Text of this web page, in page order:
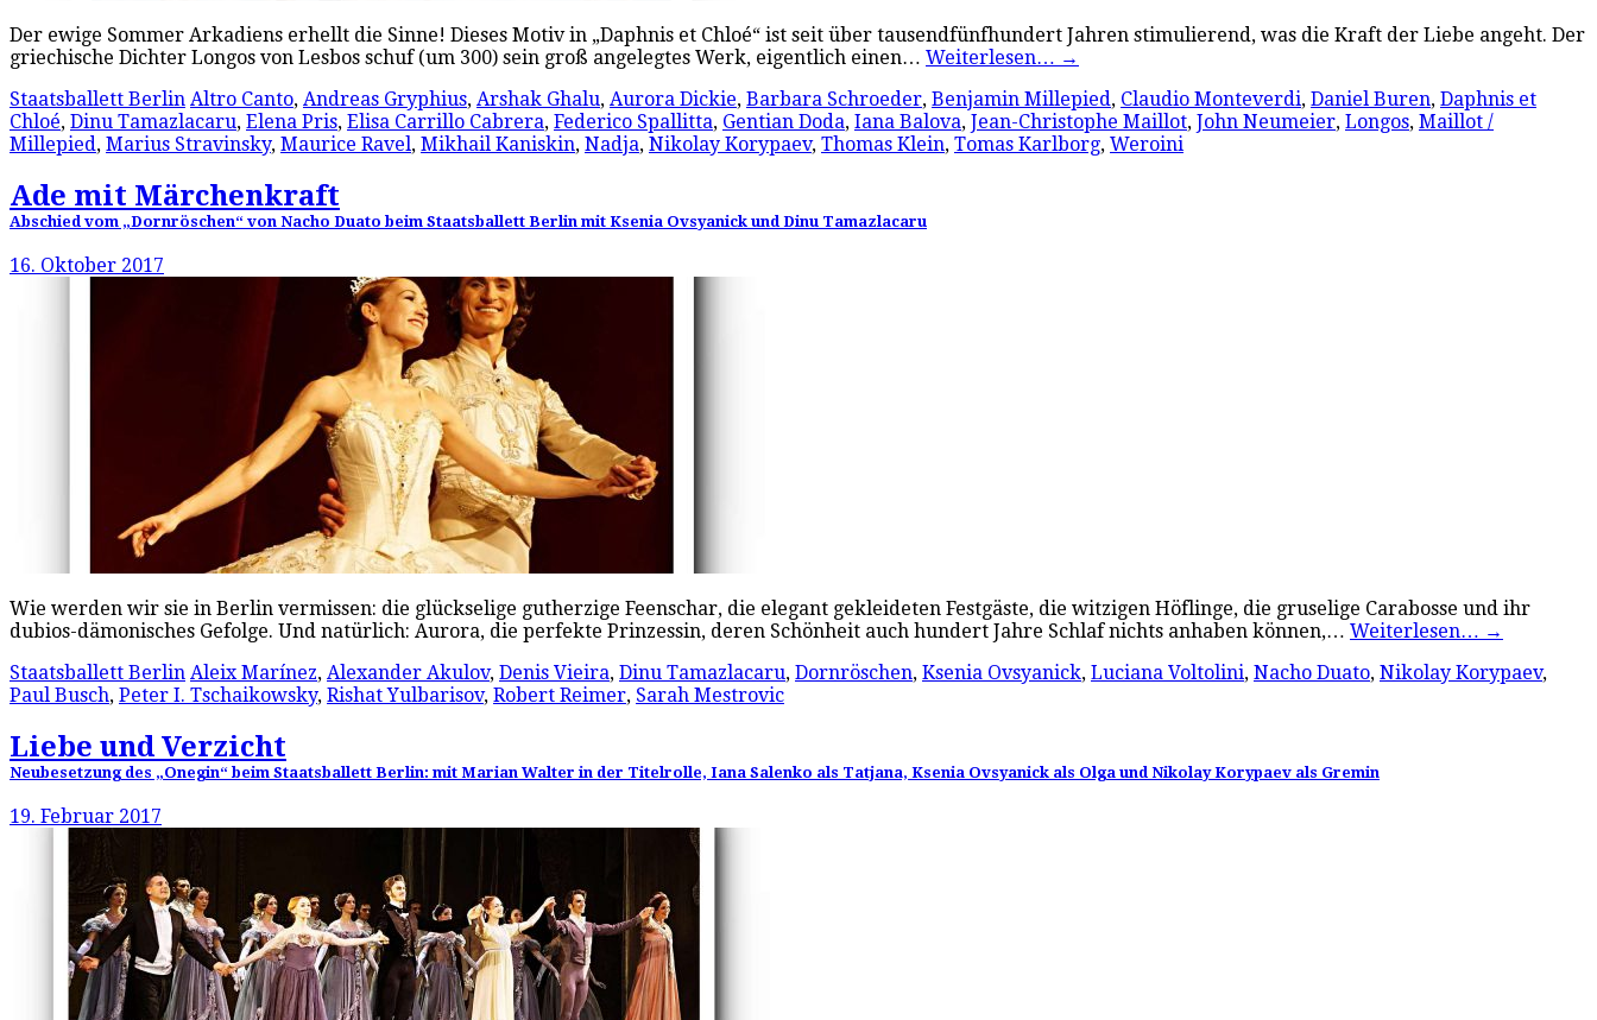
Der ewige Sommer Arkadiens erhellt die Sinne! Dieses Motiv in „Daphnis et Chloé“ ist seit über tausendfünfhundert Jahren stimulierend, was die Kraft der Liebe angeht. Der
griechische Dichter Longos von Lesbos schuf (um 300) sein groß angelegtes Werk, eigentlich einen… Weiterlesen… →
Staatsballett Berlin Altro Canto, Andreas Gryphius, Arshak Ghalu, Aurora Dickie, Barbara Schroeder, Benjamin Millepied, Claudio Monteverdi, Daniel Buren, Daphnis et
Chloé, Dinu Tamazlacaru, Elena Pris, Elisa Carrillo Cabrera, Federico Spallitta, Gentian Doda, Iana Balova, Jean-Christophe Maillot, John Neumeier, Longos, Maillot /
Millepied, Marius Stravinsky, Maurice Ravel, Mikhail Kaniskin, Nadja, Nikolay Korypaev, Thomas Klein, Tomas Karlborg, Weroini
Ade mit Märchenkraft
Abschied vom „Dornröschen“ von Nacho Duato beim Staatsballett Berlin mit Ksenia Ovsyanick und Dinu Tamazlacaru
16. Oktober 2017
Wie werden wir sie in Berlin vermissen: die glückselige gutherzige Feenschar, die elegant gekleideten Festgäste, die witzigen Höflinge, die gruselige Carabosse und ihr
dubios-dämonisches Gefolge. Und natürlich: Aurora, die perfekte Prinzessin, deren Schönheit auch hundert Jahre Schlaf nichts anhaben können,… Weiterlesen… →
Staatsballett Berlin Aleix Marínez, Alexander Akulov, Denis Vieira, Dinu Tamazlacaru, Dornröschen, Ksenia Ovsyanick, Luciana Voltolini, Nacho Duato, Nikolay Korypaev,
Paul Busch, Peter I. Tschaikowsky, Rishat Yulbarisov, Robert Reimer, Sarah Mestrovic
Liebe und Verzicht
Neubesetzung des „Onegin“ beim Staatsballett Berlin: mit Marian Walter in der Titelrolle, Iana Salenko als Tatjana, Ksenia Ovsyanick als Olga und Nikolay Korypaev als Gremin
19. Februar 2017